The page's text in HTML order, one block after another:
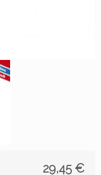
29,45 €